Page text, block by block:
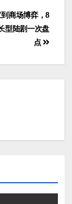
商场博弈，8
型陆剧一次盘
点